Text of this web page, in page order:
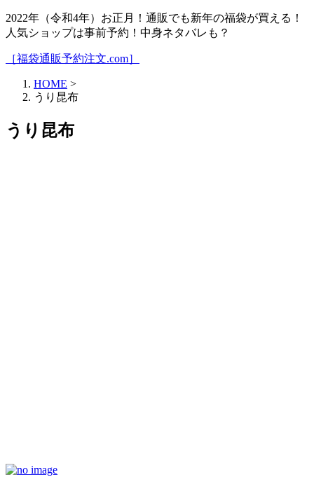
2022年（令和4年）お正月！通販でも新年の福袋が買える！
人気ショップは事前予約！中身ネタバレも？
［福袋通販予約注文.com］
HOME >
うり昆布
うり昆布